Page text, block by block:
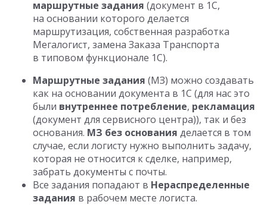
маршрутные задания (документ в 1С,
на основании которого делается
маршрутизация, собственная разработка
Мегалогист, замена Заказа Транспорта
в типовом функционале 1С).
Маршрутные задания (МЗ) можно создавать
как на основании документа в 1С (для нас это
были внутреннее потребление, рекламация
(документ для сервисного центра)), так и без
основания. МЗ без основания делается в том
случае, если логисту нужно выполнить задачу,
которая не относится к сделке, например,
забрать документы с почты.
Все задания попадают в Нераспределенные
задания в рабочем месте логиста.